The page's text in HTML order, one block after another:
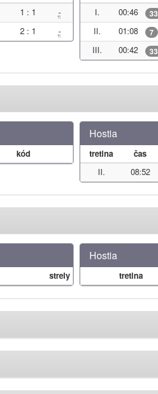
1 : 1
-
2 : 1 -
I.
00:46 33
II.
01:08 7
III.
00:42 33
kód
Hostia
tretina čas
II.
08:52
strely
Hostia
tretina